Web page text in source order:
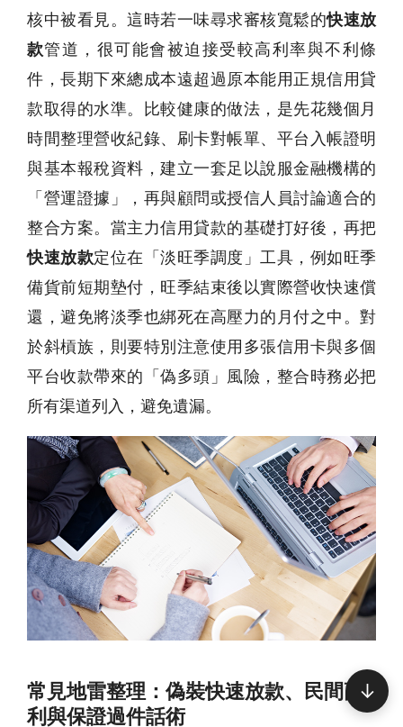
核中被看見。這時若一味尋求審核寬鬆的快速放
款管道，很可能會被迫接受較高利率與不利條
件，長期下來總成本遠超過原本能用正規信用貸
款取得的水準。比較健康的做法，是先花幾個月
時間整理營收紀錄、刷卡對帳單、平台入帳證明
與基本報稅資料，建立一套足以說服金融機構的
「營運證據」，再與顧問或授信人員討論適合的
整合方案。當主力信用貸款的基礎打好後，再把
快速放款定位在「淡旺季調度」工具，例如旺季
備貨前短期墊付，旺季結束後以實際營收快速償
還，避免將淡季也綁死在高壓力的月付之中。對
於斜槓族，則要特別注意使用多張信用卡與多個
平台收款帶來的「偽多頭」風險，整合時務必把
所有渠道列入，避免遺漏。
常見地雷整理：偽裝快速放款、民間高
利與保證過件話術
↓